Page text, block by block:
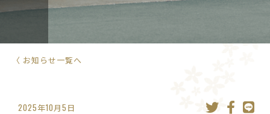
〈 お知らせ一覧へ
2025年10月5日